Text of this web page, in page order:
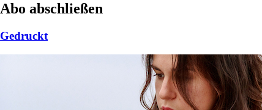
Abo abschließen
Gedruckt